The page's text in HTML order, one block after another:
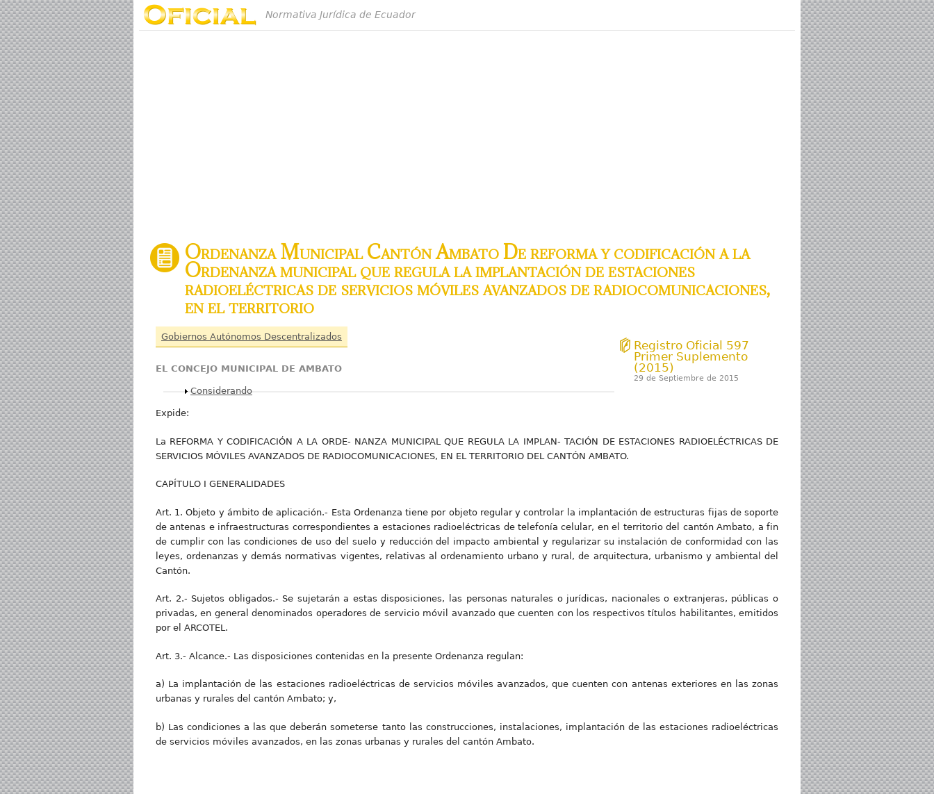
Normativa Jurídica de Ecuador
Ordenanza Municipal Cantón Ambato De reforma y codificación a la
Ordenanza municipal que regula la implantación de estaciones
radioeléctricas de servicios móviles avanzados de radiocomunicaciones,
en el territorio
Gobiernos Autónomos Descentralizados
Registro Oficial 597
Primer Suplemento
(2015)
29 de Septiembre de 2015
EL CONCEJO MUNICIPAL DE AMBATO
Mostrar
Considerando
Expide:
La REFORMA Y CODIFICACIÓN A LA ORDE- NANZA MUNICIPAL QUE REGULA LA IMPLAN- TACIÓN DE ESTACIONES RADIOELÉCTRICAS DE
SERVICIOS MÓVILES AVANZADOS DE RADIOCOMUNICACIONES, EN EL TERRITORIO DEL CANTÓN AMBATO.
CAPÍTULO I GENERALIDADES
Art. 1. Objeto y ámbito de aplicación.- Esta Ordenanza tiene por objeto regular y controlar la implantación de estructuras fijas de soporte
de antenas e infraestructuras correspondientes a estaciones radioeléctricas de telefonía celular, en el territorio del cantón Ambato, a fin
de cumplir con las condiciones de uso del suelo y reducción del impacto ambiental y regularizar su instalación de conformidad con las
leyes, ordenanzas y demás normativas vigentes, relativas al ordenamiento urbano y rural, de arquitectura, urbanismo y ambiental del
Cantón.
Art. 2.- Sujetos obligados.- Se sujetarán a estas disposiciones, las personas naturales o jurídicas, nacionales o extranjeras, públicas o
privadas, en general denominados operadores de servicio móvil avanzado que cuenten con los respectivos títulos habilitantes, emitidos
por el ARCOTEL.
Art. 3.- Alcance.- Las disposiciones contenidas en la presente Ordenanza regulan:
a) La implantación de las estaciones radioeléctricas de servicios móviles avanzados, que cuenten con antenas exteriores en las zonas
urbanas y rurales del cantón Ambato; y,
b) Las condiciones a las que deberán someterse tanto las construcciones, instalaciones, implantación de las estaciones radioeléctricas
de servicios móviles avanzados, en las zonas urbanas y rurales del cantón Ambato.